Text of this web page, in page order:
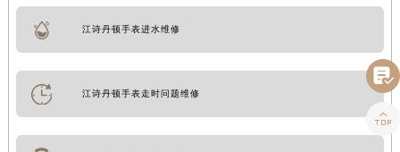
江诗丹顿手表进水维修
江诗丹顿手表走时问题维修

